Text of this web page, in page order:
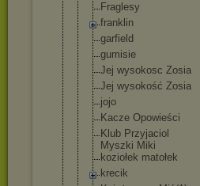
Fraglesy
franklin
garfield
gumisie
Jej wysokosc Zosia
Jej wysokość Zosia
jojo
Kacze Opowieści
Klub Przyjaciol
Myszki Miki
koziołek matołek
krecik